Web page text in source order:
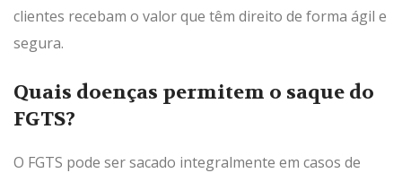
clientes recebam o valor que têm direito de forma ágil e
segura.
Quais doenças permitem o saque do
FGTS?
O FGTS pode ser sacado integralmente em casos de